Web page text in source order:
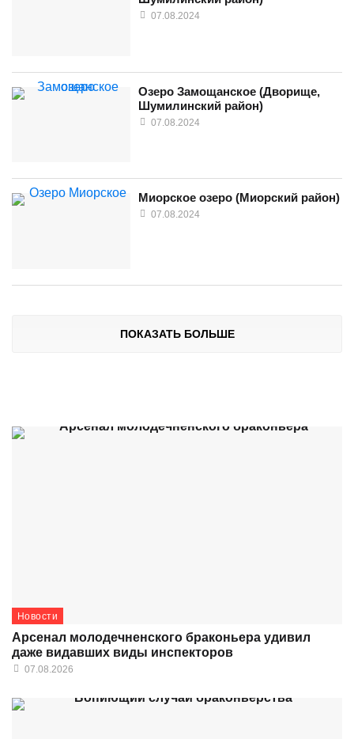
07.08.2024
Озеро Замощанское (Дворище,
Шумилинский район)
07.08.2024
Миорское озеро (Миорский район)
07.08.2024
ПОКАЗАТЬ БОЛЬШЕ
Новости
Арсенал молодечненского браконьера удивил
даже видавших виды инспекторов
07.08.2026